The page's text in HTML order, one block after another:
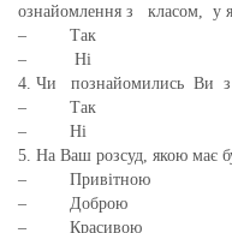
ознайомлення з класом, у
– Так
– Ні
4. Чи познайомились Ви з
– Так
– Ні
5. На Ваш розсуд, якою має
– Привітною
– Доброю
– Красивою